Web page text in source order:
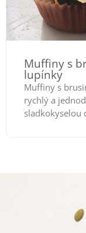
Muffiny s
lupínky
Muffiny s
rychlý a
sladkokyselou